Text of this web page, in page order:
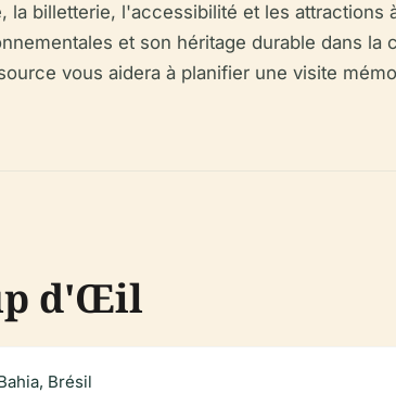
la billetterie, l'accessibilité et les
et son héritage durable dans
vous aidera à planifier une visite
d'Œil
Brésil